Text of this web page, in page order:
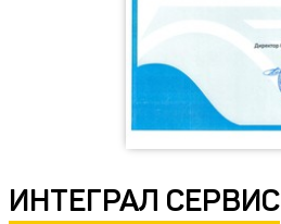
ИНТЕГРАЛ СЕРВИС